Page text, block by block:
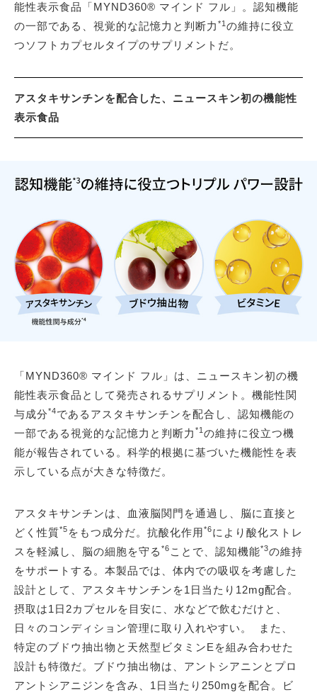
能性表示食品「MYND360® マインド フル」。認知機能
の一部である、視覚的な記憶力と判断力 *1 の維持に役立
つソフトカプセルタイプのサプリメントだ。
アスタキサンチンを配合した、ニュースキン初の機能性
表示食品
「MYND360® マインド フル」は、ニュースキン初の機
能性表示食品として発売されるサプリメント。機能性関
与成分*4であるアスタキサンチンを配合し、認知機能の
一部である視覚的な記憶力と判断力 *1 の維持に役立つ機
能が報告されている。科学的根拠に基づいた機能性を表
示している点が大きな特徴だ。
アスタキサンチンは、血液脳関門を通過し、脳に直接と
どく性質*5 をもつ成分だ。抗酸化作用*6により酸化ストレ
スを軽減し、脳の細胞を守る *6 ことで、認知機能*3の維持
をサポートする。本製品では、体内での吸収を考慮した
設計として、アスタキサンチンを1日当たり12mg配合。
摂取は1日2カプセルを目安に、水などで飲むだけと、
日々のコンディション管理に取り入れやすい。 また、
特定のブドウ抽出物と天然型ビタミンEを組み合わせた
設計も特徴だ。ブドウ抽出物は、アントシアニンとプロ
アントシアニジンを含み、1日当たり250mgを配合。ビ